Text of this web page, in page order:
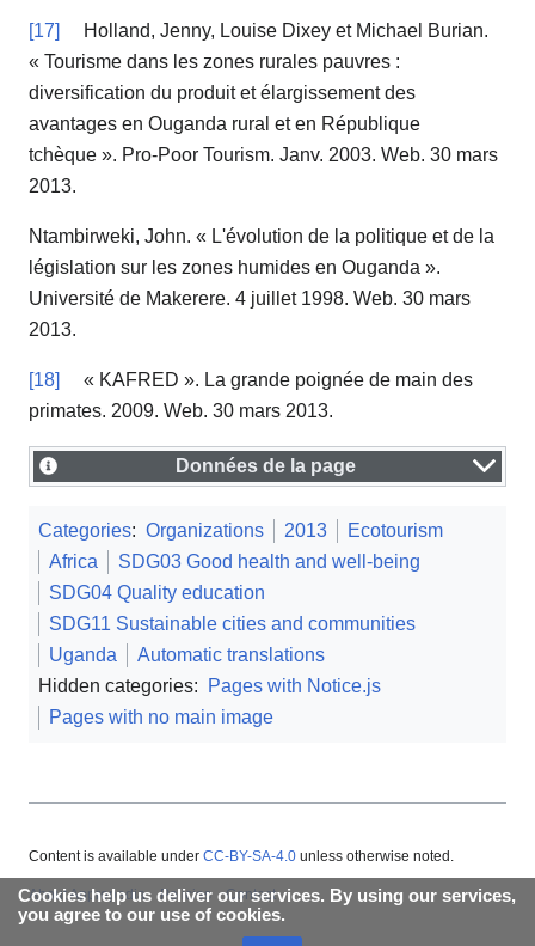
[17]
Holland, Jenny, Louise Dixey et Michael Burian.
« Tourisme dans les zones rurales pauvres :
diversification du produit et élargissement des
avantages en Ouganda rural et en République
tchèque ». Pro-Poor Tourism. Janv. 2003. Web. 30 mars
2013.
Ntambirweki, John. « L'évolution de la politique et de la
législation sur les zones humides en Ouganda ».
Université de Makerere. 4 juillet 1998. Web. 30 mars
2013.
[18]
« KAFRED ». La grande poignée de main des
primates. 2009. Web. 30 mars 2013.
Données de la page
Categories: Organizations 2013
Ecotourism
Africa
SDG03 Good health and well-being
SDG04 Quality education
SDG11 Sustainable cities and communities
Uganda
Automatic translations
Hidden categories:
Pages with Notice.js
Pages with no main image
Cookies help us deliver our services. By using our services,
you agree to our use of cookies.
Content is available under CC-BY-SA-4.0 unless otherwise noted.
About Appropedia Policies Contact